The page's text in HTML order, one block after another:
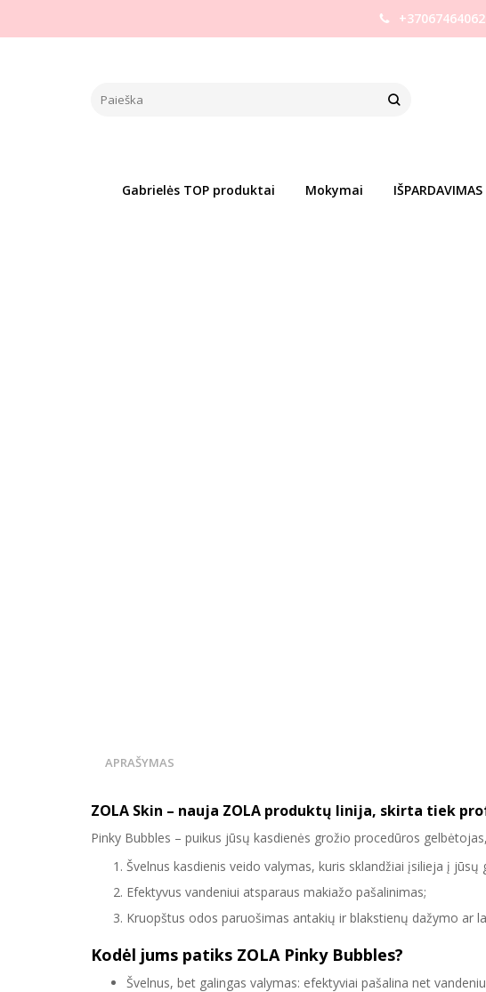
+37067464062
Gabrielės TOP produktai Mokymai IŠPARDAVIMAS
Pagrindinis PREKIŲ KATEGORIJOS Pagal gamintoją Zola ZOLA
ZOLA VALOMASIS KREMAS / PUTOS –
APRAŠYMAS
ZOLA Skin – nauja ZOLA produktų linija, skirta tiek
Pinky Bubbles – puikus jūsų kasdienės grožio procedūros
Švelnus kasdienis veido valymas, kuris sklandžiai įsilieja į jūsų
Efektyvus vandeniui atsparaus makiažo pašalinimas;
Kruopštus odos paruošimas antakių ir blakstienų dažymo ar
Kodėl jums patiks ZOLA Pinky Bubbles?
Švelnus, bet galingas valymas: efektyviai pašalina net